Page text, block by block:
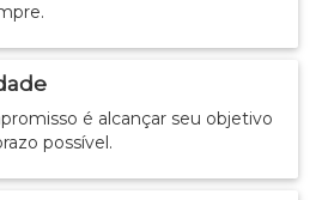
é alcançar seu objetivo
possível.